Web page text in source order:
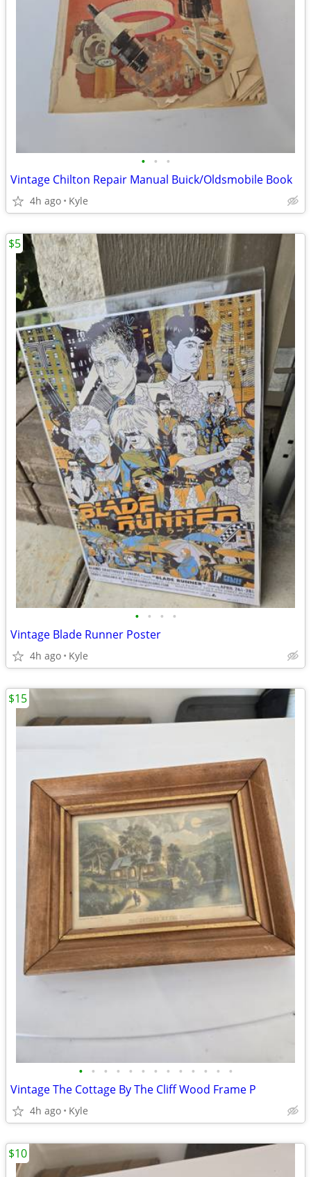
• • •
Vintage Chilton Repair Manual Buick/Oldsmobile Book
4h ago Kyle
• • • •
Vintage Blade Runner Poster
4h ago Kyle
$5
• • • • • • • • • • • • •
Vintage The Cottage By The Cliff Wood Frame P
4h ago Kyle
$15
$10